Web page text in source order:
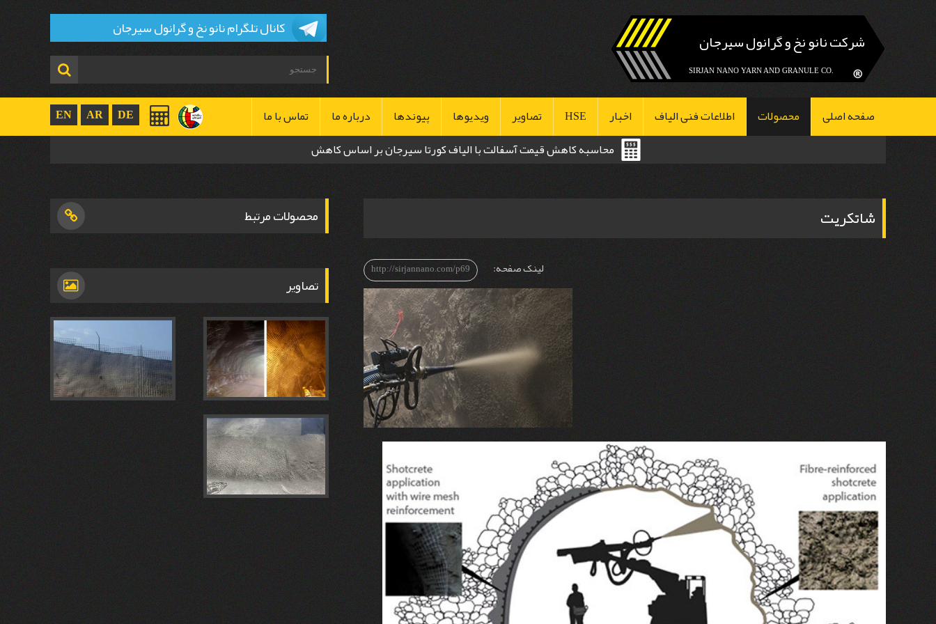
شرکت نانو نخ و گرانول سیرجان کانال تلگرام نانو نخ و گرانول سیرجان
صفحه اصلی محصولات اطلاعات فنی الیاف اخبار
HSE
بهداشت
تصاویر ویدیوها پیوندها درباره ما تماس با ما EN AR DE
محاسبه کاهش قیمت آسفالت با الیاف کورتا سیرجان بر اساس کاهش
شاتکریت
لینک صفحه: http://sirjannano.com/p69
محصولات مرتبط
تصاویر